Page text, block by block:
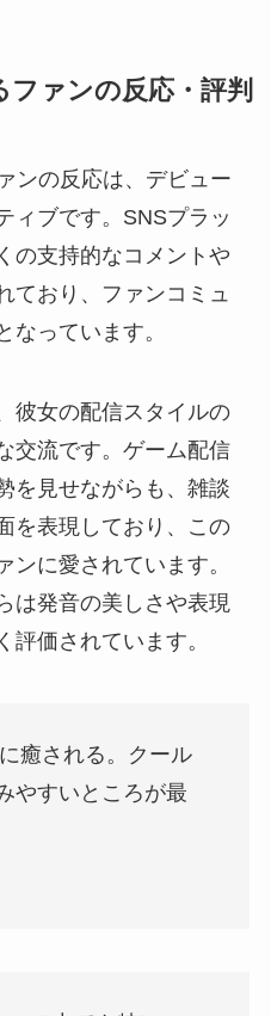
ァンの反応・評判
ンの反応は、デビュー
ィブです。SNSプラッ
の支持的なコメントや
ており、ファンコミュ
なっています。
彼女の配信スタイルの
交流です。ゲーム配信
を見せながらも、雑談
を表現しており、この
ンに愛されています。
は発音の美しさや表現
評価されています。
癒される。クール
やすいところが最